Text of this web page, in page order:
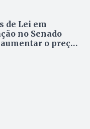
de Lei em
no Senado
o preço